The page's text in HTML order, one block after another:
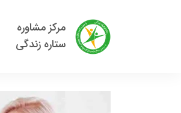
مرکز مشاوره
ستاره زندگی